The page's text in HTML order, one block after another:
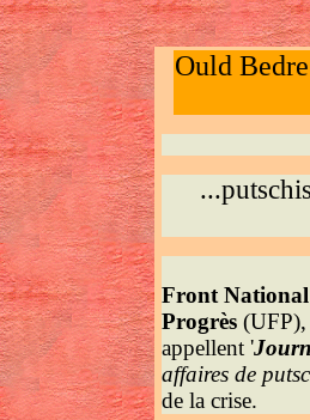
Ould
Front National
Progrès
appellent '
affaires de
de la crise.